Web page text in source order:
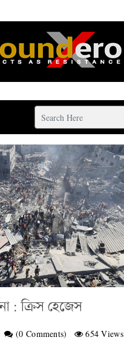
: ক্রিস হেজেস
(0 Comments) 654 Views